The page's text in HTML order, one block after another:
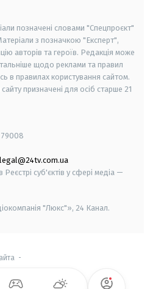
позначені словами "Спецпроєкт"
з позначкою "Експерт",
авторів та героїв. Редакція може
щодо реклами та правил
в правилах користування сайтом.
призначені для осіб старше 21
79008
legal@24tv.com.ua
суб'єктів у сфері медіа —
"Люкс"», 24 Канал.
-